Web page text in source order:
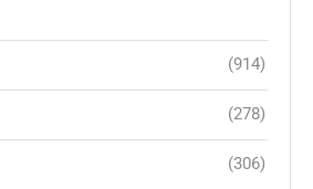
(914)
(278)
(306)